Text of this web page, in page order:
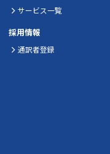
サービス一覧
採用情報
通訳者登録